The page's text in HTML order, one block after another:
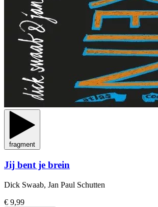
fragment
Jij bent je brein
Dick Swaab, Jan Paul Schutten
€ 9,99